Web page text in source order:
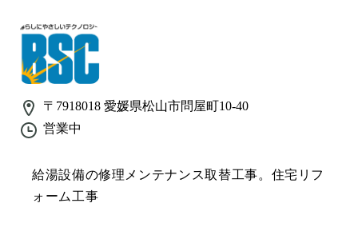
〒7918018 愛媛県松山市問屋町10-40
営業中
給湯設備の修理メンテナンス取替工事。住宅リフ
ォーム工事